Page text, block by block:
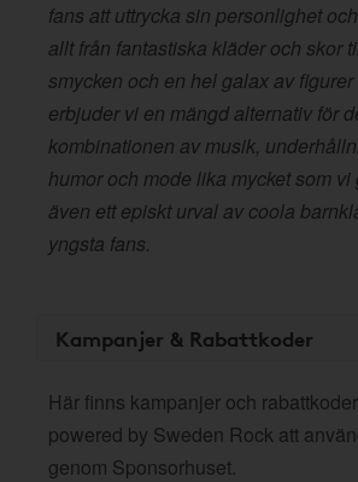
fans att uttrycka sin personlighet
allt från fantastiska kläder och skor
smycken och en hel galax av
erbjuder vi en mängd alternativ för
kombinationen av musik,
humor och mode lika mycket som
även ett episkt urval av coola
yngsta fans.
Kampanjer & Rabattkoder
Här finns kampanjer och
powered by Sweden Rock att
genom Sponsorhuset.